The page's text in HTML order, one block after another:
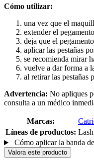
Cómo utilizar:
una vez que el
extender el
deja que el
aplicar las pestañas
se recomienda mirar
vuelve a dar forma a
al retirar las pestañas
Advertencia: No apliques
consulta a un médico
Marcas:
Líneas de productos:
Cómo aplicar la banda
Valora este producto